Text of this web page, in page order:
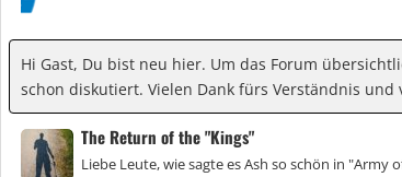
Hi Gast, Du bist neu hier. Um das Forum
schon diskutiert. Vielen Dank fürs Verständnis und
The Return of the "Kings"
Liebe Leute, wie sagte es Ash so schön in